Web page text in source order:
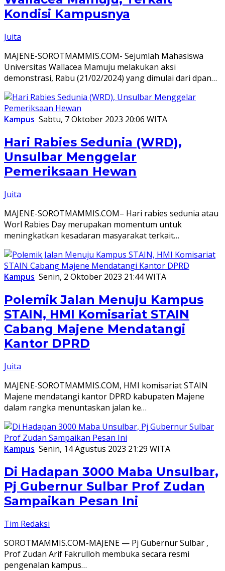
Kondisi Kampusnya
Juita
MAJENE-SOROTMAMMIS.COM- Sejumlah Mahasiswa
Universitas Wallacea Mamuju melakukan aksi
demonstrasi, Rabu (21/02/2024) yang dimulai dari dpan…
Kampus Sabtu, 7 Oktober 2023 20:06 WITA
Hari Rabies Sedunia (WRD),
Unsulbar Menggelar
Pemeriksaan Hewan
Juita
MAJENE-SOROTMAMMIS.COM– Hari rabies sedunia atau
Worl Rabies Day merupakan momentum untuk
meningkatkan kesadaran masyarakat terkait…
Kampus Senin, 2 Oktober 2023 21:44 WITA
Polemik Jalan Menuju Kampus
STAIN, HMI Komisariat STAIN
Cabang Majene Mendatangi
Kantor DPRD
Juita
MAJENE-SOROTMAMMIS.COM, HMI komisariat STAIN
Majene mendatangi kantor DPRD kabupaten Majene
dalam rangka menuntaskan jalan ke…
Kampus Senin, 14 Agustus 2023 21:29 WITA
Di Hadapan 3000 Maba Unsulbar,
Pj Gubernur Sulbar Prof Zudan
Sampaikan Pesan Ini
Tim Redaksi
SOROTMAMMIS.COM-MAJENE — Pj Gubernur Sulbar ,
Prof Zudan Arif Fakrulloh membuka secara resmi
pengenalan kampus…